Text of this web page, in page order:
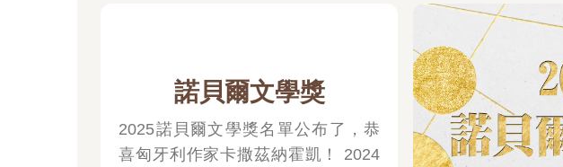
「不介意的話，我來幫忙整理搬家的物品吧，既然您不打算睡覺的話。」
屋子裡確實簡單清爽。
「沙發和床我都打算要丟掉。」
「這樣子啊。」
直到最後，他都沒有解釋要回老家的原因。
諾貝爾文學獎
2025諾貝爾文學獎名單公布了，恭
喜匈牙利作家卡撒茲納霍凱！ 2024